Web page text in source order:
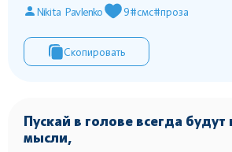
Nikita Pavlenko 9#смс#проза
Скопировать
Пускай в голове всегда
мысли,